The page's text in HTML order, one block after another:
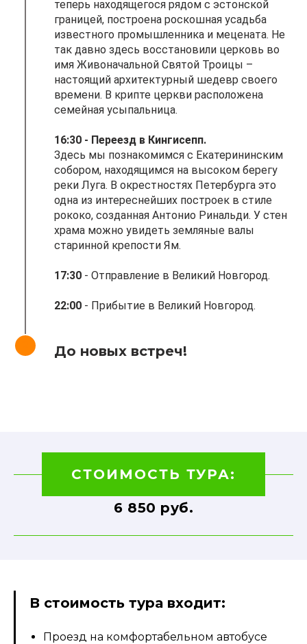
теперь находящегося рядом с эстонской
границей, построена роскошная усадьба
известного промышленника и мецената. Не
так давно здесь восстановили церковь во
имя Живоначальной Святой Троицы –
настоящий архитектурный шедевр своего
времени. В крипте церкви расположена
семейная усыпальница.
16:30 - Переезд в Кингисепп.
Здесь мы познакомимся с Екатерининским
собором, находящимся на высоком берегу
реки Луга. В окрестностях Петербурга это
одна из интереснейших построек в стиле
рококо, созданная Антонио Ринальди. У стен
храма можно увидеть земляные валы
старинной крепости Ям.
17:30 - Отправление в Великий Новгород.
22:00 - Прибытие в Великий Новгород.
До новых встреч!
СТОИМОСТЬ ТУРА:
6 850 руб.
В стоимость тура входит:
Проезд на комфортабельном автобусе